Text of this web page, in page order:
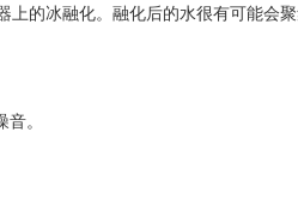
的冰融化。融化后的水很有可能会聚
。